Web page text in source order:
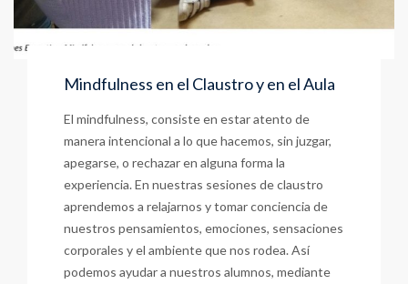
Mindfulness en el Claustro y en el Aula
El mindfulness, consiste en estar atento de
manera intencional a lo que hacemos, sin juzgar,
apegarse, o rechazar en alguna forma la
experiencia. En nuestras sesiones de claustro
aprendemos a relajarnos y tomar conciencia de
nuestros pensamientos, emociones, sensaciones
corporales y el ambiente que nos rodea. Así
podemos ayudar a nuestros alumnos, mediante